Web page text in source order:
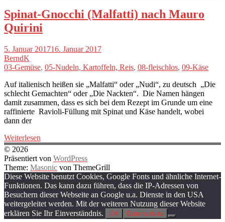
Spinat-Gnocchi (Malfatti) nach Mauro
Quirini
5. Januar 201716. Januar 2017
BerndK
03-Gemüse, 05-Nudeln, Kartoffeln, Reis, 08-fleischlos, 09-Käse
Auf italienisch heißen sie „Malfatti“ oder „Nudi“, zu deutsch „Die
schlecht Gemachten“ oder „Die Nackten“. Die Namen hängen
damit zusammen, dass es sich bei dem Rezept im Grunde um eine
raffinierte Ravioli-Füllung mit Spinat und Käse handelt, wobei
dann der
Weiterlesen
© 2026
Präsentiert von WordPress
Theme: Masonic von ThemeGrill
Diese Website benutzt Cookies, Google Fonts und ähnliche Internet-
Funktionen. Das kann dazu führen, dass die IP-Adressen von
Besuchern dieser Webseite an Google u.a. Dienste in den USA
weitergeleitet werden. Mit der weiteren Nutzung dieser Website
erklären Sie Ihr Einverständnis.
OK Datenschutz